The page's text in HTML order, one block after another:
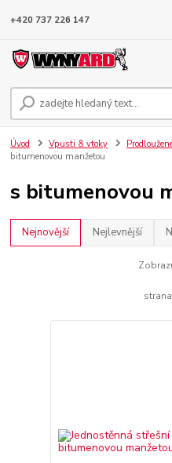
+420 737 226 147
Úvod Vpusti & vtoky
bitumenovou manžetou
s bitumenovou
Nejnovější Nejlevnější
strana